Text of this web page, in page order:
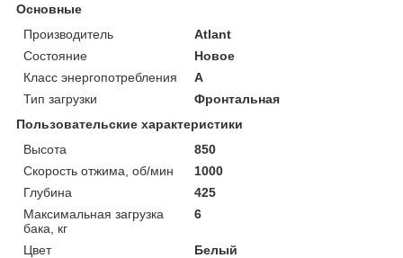
Основные
Производитель
Atlant
Состояние
Новое
Класс энергопотребления
A
Тип загрузки
Фронтальная
Пользовательские характеристики
Высота
850
Скорость отжима, об/мин
1000
Глубина
425
Максимальная загрузка
бака, кг
6
Цвет
Белый